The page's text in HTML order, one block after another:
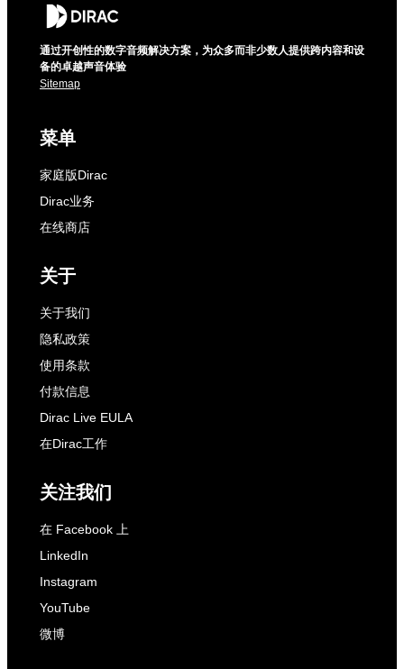
通过开创性的数字音频解决方案，为众多而非少数人提供跨内容和设
备的卓越声音体验
Sitemap
菜单
家庭版Dirac
Dirac业务
在线商店
关于
关于我们
隐私政策
使用条款
付款信息
Dirac Live EULA
在Dirac工作
关注我们
在 Facebook 上
LinkedIn
Instagram
YouTube
微博